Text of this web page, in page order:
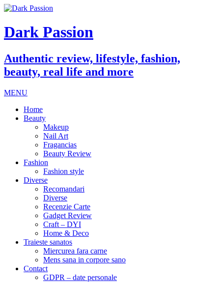
Dark Passion
Authentic review, lifestyle, fashion,
beauty, real life and more
MENU
Home
Beauty
Makeup
Nail Art
Fragancias
Beauty Review
Fashion
Fashion style
Diverse
Recomandari
Diverse
Recenzie Carte
Gadget Review
Craft – DYI
Home & Deco
Traieste sanatos
Miercurea fara carne
Mens sana in corpore sano
Contact
GDPR – date personale